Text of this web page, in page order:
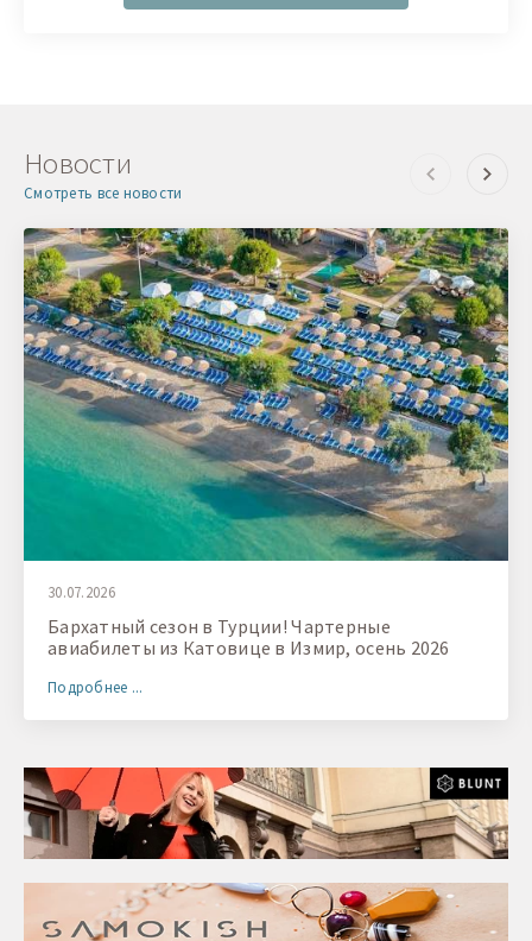
Новости
Смотреть все новости
30.07.2026
Бархатный сезон в Турции! Чартерные
авиабилеты из Катовице в Измир, осень 2026
Подробнее ...